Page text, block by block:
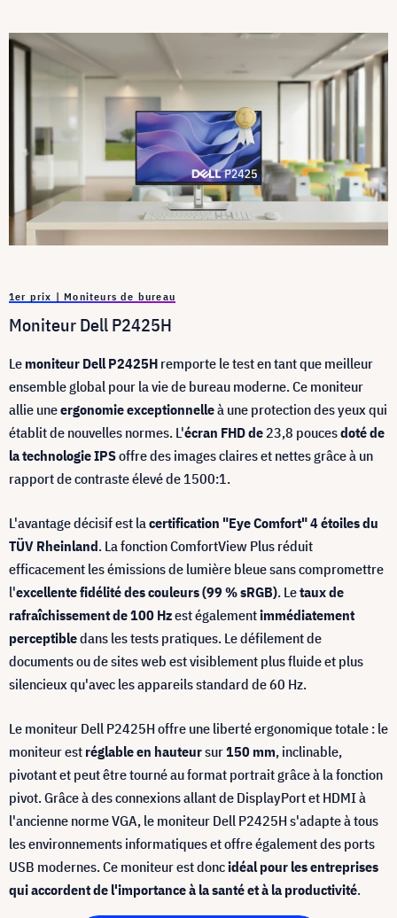
1er prix | Moniteurs de bureau
Moniteur Dell P2425H
Le moniteur Dell P2425H remporte le test en tant que meilleur
ensemble global pour la vie de bureau moderne. Ce moniteur
allie uneergonomie exceptionnelleà une protection des yeux qui
établit de nouvelles normes. L'écran FHD de 23,8 poucesdoté de
la technologie IPSoffre des images claires et nettes grâce à un
rapport de contraste élevé de 1500:1.
L'avantage décisif est lacertification "Eye Comfort" 4 étoiles du
TÜV Rheinland. La fonction ComfortView Plus réduit
efficacement les émissions de lumière bleue sans compromettre
l'excellente fidélité des couleurs (99 % sRGB). Letaux de
rafraîchissement de 100 Hzest égalementimmédiatement
perceptibledans les tests pratiques. Le défilement de
documents ou de sites web est visiblement plus fluide et plus
silencieux qu'avec les appareils standard de 60 Hz.
Le moniteur Dell P2425H offre une liberté ergonomique totale : le
moniteur est réglable en hauteursur150 mm, inclinable,
pivotant et peut être tourné au format portrait grâce à la fonction
pivot. Grâce à des connexions allant de DisplayPort et HDMI à
l'ancienne norme VGA, le moniteur Dell P2425H s'adapte à tous
les environnements informatiques et offre également des ports
USB modernes. Ce moniteur est doncidéal pour les entreprises
qui accordent de l'importance à la santé et à la productivité.